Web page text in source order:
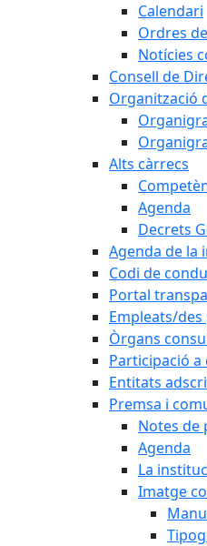
Calendari
Ordres
Notícies
Consell de
Organització
Alts càrrecs
Agenda
Decrets
Agenda de la
Codi de
Portal
Empleats/
Òrgans
Participació
Entitats
Premsa i
Notes de
Agenda
La
Imatge